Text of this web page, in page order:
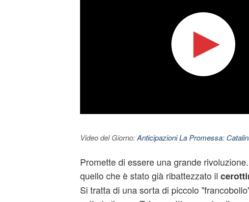
Video del Giorno:Anticipazioni La Promessa:
Promette di essere una grande
quello che è stato già ribattezzato il
Si tratta di una sorta di piccolo